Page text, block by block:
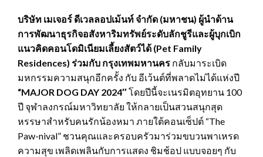
บริษัท เมเจอร์ ดีเวลลอปเม้นท์ จำกัด (มหาชน) ผู้นำด้าน
การพัฒนาธุรกิจอสังหาริมทรัพย์ระดับลักชูรีและผู้บุกเบิก
แนวคิดคอนโดมิเนียมเลี้ยงสัตว์ได้ (Pet Family
Residences) ร่วมกับ กรุงเทพมหานคร กลับมาระเบิด
มหกรรมความสนุกอีกครั้ง กับ อีเว้นต์ที่พลาดไม่ได้แห่งปี
“MAJOR DOG DAY 2024″โดยปีนี้จะเนรมิตอุทยาน 100
ปี จุฬาลงกรณ์มหาวิทยาลัย ให้กลายเป็นสวนสนุกสุด
หรรษาสำหรับคนรักน้องหมา ภายใต้คอนเซ็ปต์ “The
Paw-nival” ชวนคุณและครอบครัวมาร่วมขบวนพาเหรด
ความสุข เพลิดเพลินกับการแสดง ชิมช้อป แบบจอยๆ กับ